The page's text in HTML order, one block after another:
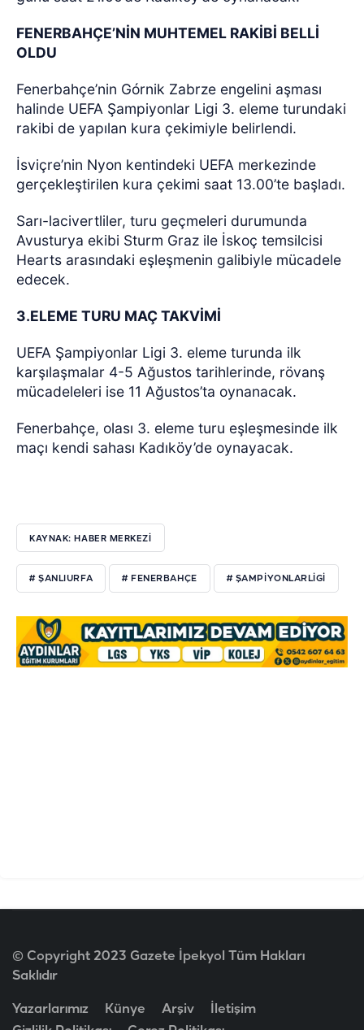
FENERBAHÇE’NİN MUHTEMEL RAKİBİ BELLİ
OLDU
Fenerbahçe’nin Górnik Zabrze engelini aşması
halinde UEFA Şampiyonlar Ligi 3. eleme turundaki
rakibi de yapılan kura çekimiyle belirlendi.
İsviçre’nin Nyon kentindeki UEFA merkezinde
gerçekleştirilen kura çekimi saat 13.00’te başladı.
Sarı-lacivertliler, turu geçmeleri durumunda
Avusturya ekibi Sturm Graz ile İskoç temsilcisi
Hearts arasındaki eşleşmenin galibiyle mücadele
edecek.
3.ELEME TURU MAÇ TAKVİMİ
UEFA Şampiyonlar Ligi 3. eleme turunda ilk
karşılaşmalar 4-5 Ağustos tarihlerinde, rövanş
mücadeleleri ise 11 Ağustos’ta oynanacak.
Fenerbahçe, olası 3. eleme turu eşleşmesinde ilk
maçı kendi sahası Kadıköy’de oynayacak.
KAYNAK: HABER MERKEZİ
# ŞANLIURFA # FENERBAHÇE # ŞAMPIYONLARLIGI
© Copyright 2023 Gazete İpekyol Tüm Hakları
Saklıdır
Yazarlarımız Künye Arşiv
İletişim